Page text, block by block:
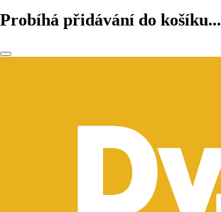
Probíhá přidávání do košíku...